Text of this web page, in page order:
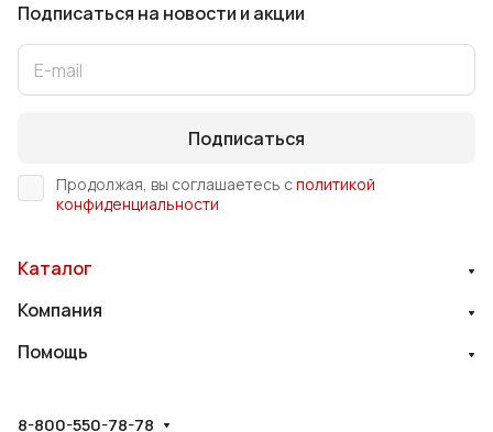
Подписаться на новости и акции
Подписаться
Продолжая, вы соглашаетесь сполитикой
конфиденциальности
Каталог
Компания
Помощь
8-800-550-78-78